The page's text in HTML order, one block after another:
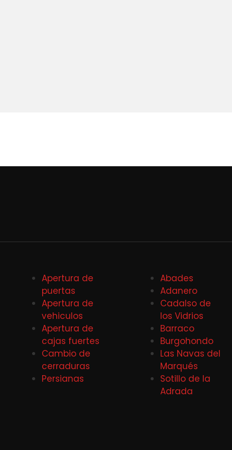
Apertura de
puertas
Apertura de
vehiculos
Apertura de
cajas fuertes
Cambio de
cerraduras
Persianas
Abades
Adanero
Cadalso de
los Vidrios
Barraco
Burgohondo
Las Navas del
Marqués
Sotillo de la
Adrada